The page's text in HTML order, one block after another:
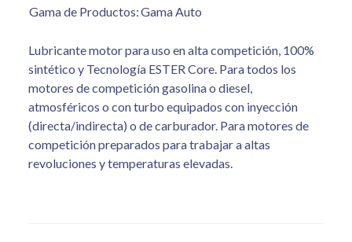
Gama de Productos:Gama Auto
Lubricante motor para uso en alta competición, 100%
sintético y Tecnología ESTER Core. Para todos los
motores de competición gasolina o diesel,
atmosféricos o con turbo equipados con inyección
(directa/indirecta) o de carburador. Para motores de
competición preparados para trabajar a altas
revoluciones y temperaturas elevadas.